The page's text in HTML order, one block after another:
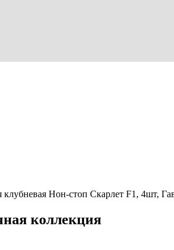
клубневая Нон-стоп Скарлет F1, 4шт,
коллекция